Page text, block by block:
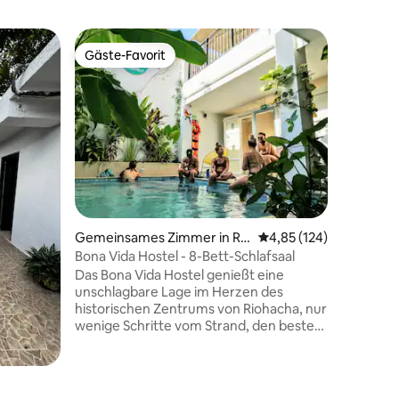
Bewertungen
Gäste-Favorit
Gäste-Favorit
Gemeinsames Zimmer in Rio
hacha
Durchschnittliche
4,85 (124)
Bona Vida Hostel - 8-Bett-Schlafsaal
Das Bona Vida Hostel genießt eine
unschlagbare Lage im Herzen des
historischen Zentrums von Riohacha, nur
wenige Schritte vom Strand, den besten